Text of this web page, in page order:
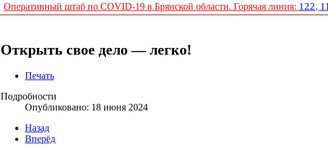
Оперативный штаб по COVID-19 в Брянской области. Горячая линия: 122,
Открыть свое дело — легко!
Печать
Подробности
Опубликовано: 18 июня 2024
Назад
Вперёд